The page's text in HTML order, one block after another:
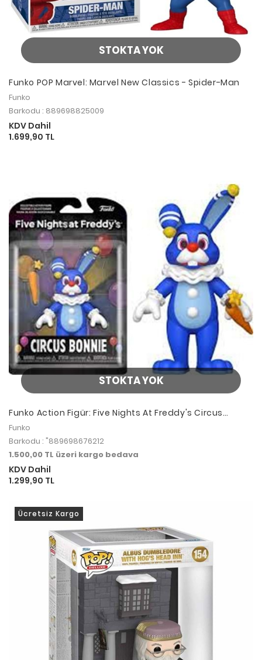
STOKTA YOK
Funko POP Marvel: Marvel New Classics - Spider-Man
Funko
Barkodu : 889698825009
KDV Dahil
1.699,90 TL
STOKTA YOK
Funko Action Figür: Five Nights At Freddy's Circus
Bonnie
Funko
Barkodu : "889698676212
1.500,00 TL üzeri kargo bedava
KDV Dahil
1.299,90 TL
Ücretsiz Kargo